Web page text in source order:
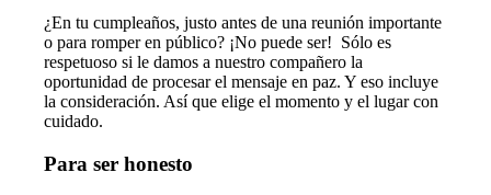
¿En tu cumpleaños, justo antes de una reunión importante
o para romper en público? ¡No puede ser! Sólo es
respetuoso si le damos a nuestro compañero la
oportunidad de procesar el mensaje en paz. Y eso incluye
la consideración. Así que elige el momento y el lugar con
cuidado.
Para ser honesto